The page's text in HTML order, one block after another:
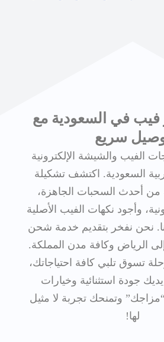
فيب في السعودية مع
سريع
الفيب والشيشة الإلكترونية
السعودية. اكتشف تشكيلة
أحدث السحبات الجاهزة،
وأجود نكهات الفيب الأصلية
نحن نفخر بتقديم خدمة شحن
الرياض وكافة مدن المملكة.
تسوق تلبي كافة احتياجاتك،
جودة استثنائية وخيارات
وتمنحك تجربة لا مثيل
لها!